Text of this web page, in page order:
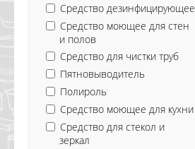
Средство дезинфицирующее
Средство моющее для стен
и полов
Средство для чистки труб
Пятновыводитель
Полироль
Средство моющее для кухни
Средство для стекол и
зеркал